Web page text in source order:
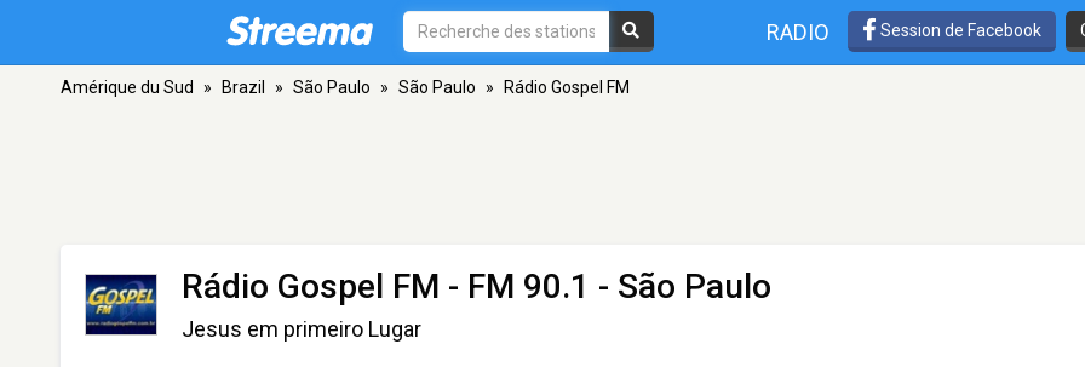
RADIO Session de Facebook
Amérique du Sud » Brazil » São Paulo » São Paulo » Rádio Gospel FM
Rádio Gospel FM - FM 90.1 - São Paulo
Jesus em primeiro Lugar